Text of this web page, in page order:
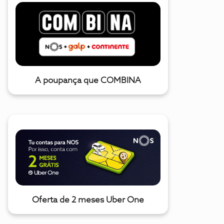
A poupança que COMBINA
Oferta de 2 meses Uber One